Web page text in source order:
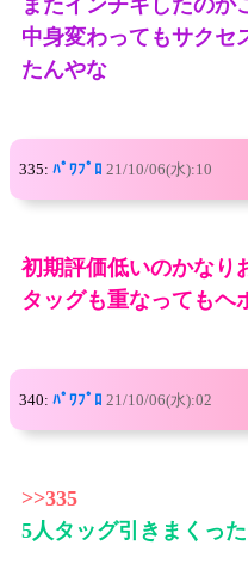
中身変わってもサクセ
たんやな
335: ﾊﾟﾜﾌﾟﾛ 21/10/06(水):10
初期評価低いのかなり
タッグも重なってもヘ
340: ﾊﾟﾜﾌﾟﾛ 21/10/06(水):02
>>335
5人タッグ引きまくっ